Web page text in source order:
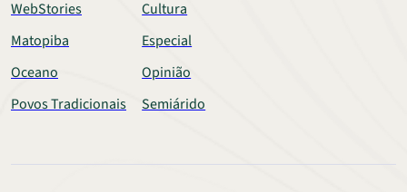
WebStories
Cultura
Matopiba
Especial
Oceano
Opinião
Povos Tradicionais
Semiárido